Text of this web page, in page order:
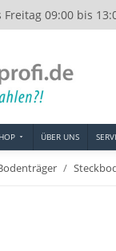
09:00 bis
ÜBER UNS